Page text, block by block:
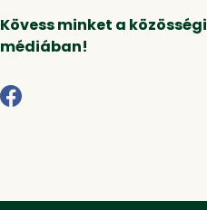
Kövess minket a közösségi
médiában!